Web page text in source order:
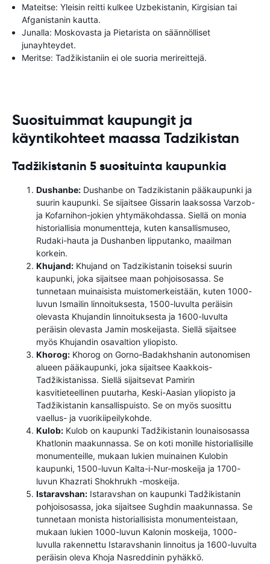
Mateitse: Yleisin reitti kulkee Uzbekistanin, Kirgisian tai
Afganistanin kautta.
Junalla: Moskovasta ja Pietarista on säännölliset
junayhteydet.
Meritse: Tadžikistaniin ei ole suoria merireittejä.
Suosituimmat kaupungit ja
käyntikohteet maassa Tadzikistan
Tadžikistanin 5 suosituinta kaupunkia
Dushanbe: Dushanbe on Tadzikistanin pääkaupunki ja
suurin kaupunki. Se sijaitsee Gissarin laaksossa Varzob-
ja Kofarnihon-jokien yhtymäkohdassa. Siellä on monia
historiallisia monumentteja, kuten kansallismuseo,
Rudaki-hauta ja Dushanben lipputanko, maailman
korkein.
Khujand: Khujand on Tadzikistanin toiseksi suurin
kaupunki, joka sijaitsee maan pohjoisosassa. Se
tunnetaan muinaisista muistomerkeistään, kuten 1000-
luvun Ismailin linnoituksesta, 1500-luvulta peräisin
olevasta Khujandin linnoituksesta ja 1600-luvulta
peräisin olevasta Jamin moskeijasta. Siellä sijaitsee
myös Khujandin osavaltion yliopisto.
Khorog: Khorog on Gorno-Badakhshanin autonomisen
alueen pääkaupunki, joka sijaitsee Kaakkois-
Tadžikistanissa. Siellä sijaitsevat Pamirin
kasvitieteellinen puutarha, Keski-Aasian yliopisto ja
Tadžikistanin kansallispuisto. Se on myös suosittu
vaellus- ja vuorikiipeilykohde.
Kulob: Kulob on kaupunki Tadžikistanin lounaisosassa
Khatlonin maakunnassa. Se on koti monille historiallisille
monumenteille, mukaan lukien muinainen Kulobin
kaupunki, 1500-luvun Kalta-i-Nur-moskeija ja 1700-
luvun Khazrati Shokhrukh -moskeija.
Istaravshan: Istaravshan on kaupunki Tadžikistanin
pohjoisosassa, joka sijaitsee Sughdin maakunnassa. Se
tunnetaan monista historiallisista monumenteistaan,
mukaan lukien 1000-luvun Kalonin moskeija, 1000-
luvulla rakennettu Istaravshanin linnoitus ja 1600-luvulta
peräisin oleva Khoja Nasreddinin pyhäkkö.